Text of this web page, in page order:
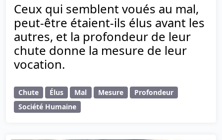
Ceux qui semblent voués au mal,
peut-être étaient-ils élus avant les
autres, et la profondeur de leur
chute donne la mesure de leur
vocation.
Chute Élus Mal Mesure
Profondeur
Société Humaine